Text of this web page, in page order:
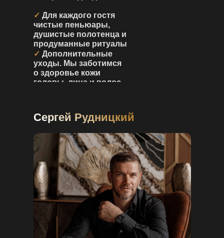
✓ Для каждого гостя
чистые пеньюары,
душистые полотенца и
продуманные ритуалы
✓ Дополнительные
уходы. Мы заботимся
о здоровье кожи
головы, лица и волос
Сергей Рудницкий